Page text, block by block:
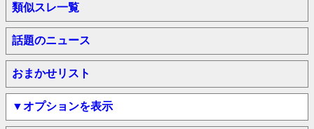
類似スレ一覧
話題のニュース
おまかせリスト
▼オプションを表示